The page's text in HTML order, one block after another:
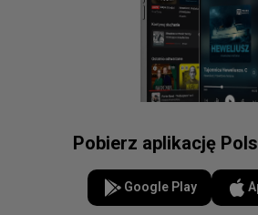
Pobierz aplikację
Google Play